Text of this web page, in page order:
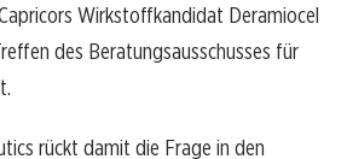
Wirkstoffkandidat Deramiocel
des Beratungsausschusses für
rückt damit die Frage in den